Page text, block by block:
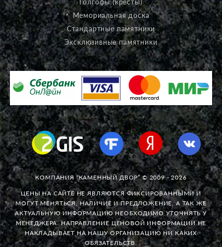
Голгофы (кресты)
Мемориальная доска
Стандартные памятники
Эксклюзивные памятники
КОМПАНИЯ “КАМЕННЫЙ ДВОР” © 2009 - 2026
ЦЕНЫ НА САЙТЕ НЕ ЯВЛЯЮТСЯ ФИКСИРОВАННЫМИ И
МОГУТ МЕНЯТЬСЯ. НАЛИЧИЕ И ПРЕДЛОЖЕНИЕ, А ТАК ЖЕ
АКТУАЛЬНУЮ ИНФОРМАЦИЮ НЕОБХОДИМО УТОЧНЯТЬ У
МЕНЕДЖЕРА. НАПРАВЛЕНИЕ ЦЕНОВОЙ ИНФОРМАЦИИ НЕ
НАКЛАДЫВАЕТ НА НАШУ ОРГАНИЗАЦИЮ НИ КАКИХ
ОБЯЗАТЕЛЬСТВ.